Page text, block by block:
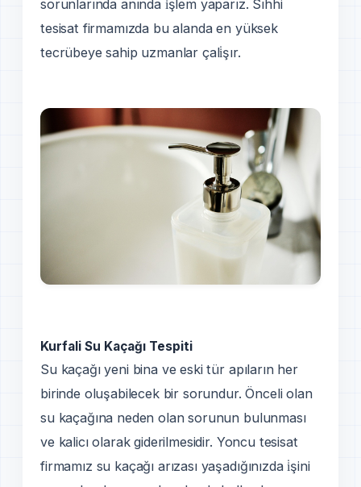
sorunlarında anında i̇şlem yaparız. Sıhhi
tesisat firmamızda bu alanda en yüksek
tecrübeye sahip uzmanlar çali̇şır.
Kurfali Su Kaçağı Tespiti
Su kaçağı yeni bina ve eski tür apıların her
birinde oluşabilecek bir sorundur. Önceli olan
su kaçağına neden olan sorunun bulunması
ve kalicı olarak giderilmesidir. Yoncu tesisat
firmamız su kaçağı arızası yaşadığınızda i̇şini